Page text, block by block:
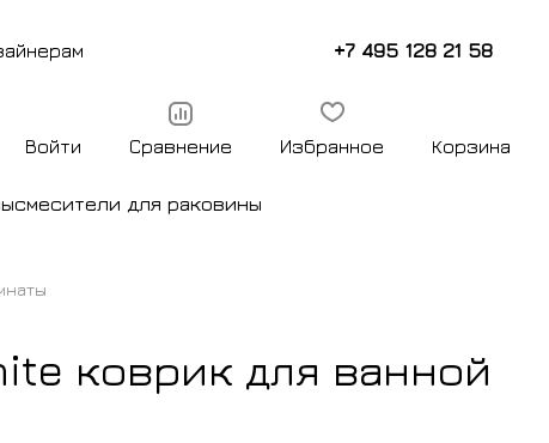
+7 495 128 21 58
Войти Сравнение Избранное Корзина
смесители для раковины
коврик для ванной